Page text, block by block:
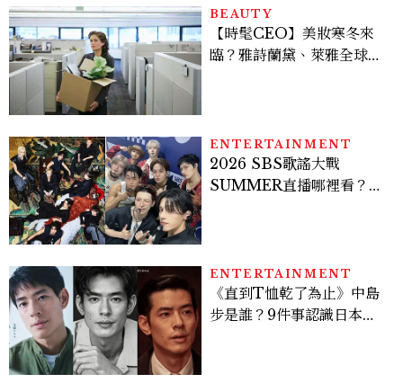
BEAUTY
【時髦CEO】美妝寒冬來
臨？雅詩蘭黛、萊雅全球裁
ENTERTAINMENT
2026 SBS歌謠大戰
SUMMER直播哪裡看？
ENTERTAINMENT
《直到T恤乾了為止》中島
步是誰？9件事認識日本